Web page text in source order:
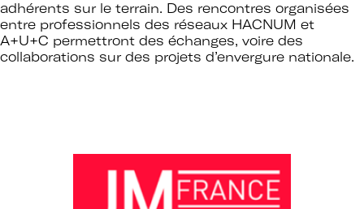
adhérents sur le terrain. Des rencontres organisées
entre professionnels des réseaux HACNUM et
A+U+C permettront des échanges, voire des
collaborations sur des projets d’envergure nationale.